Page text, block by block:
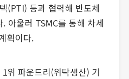
(PTI) 등과 협력해 반도체
아울러 TSMC를 통해 차세
획이다.
위 파운드리(위탁생산) 기